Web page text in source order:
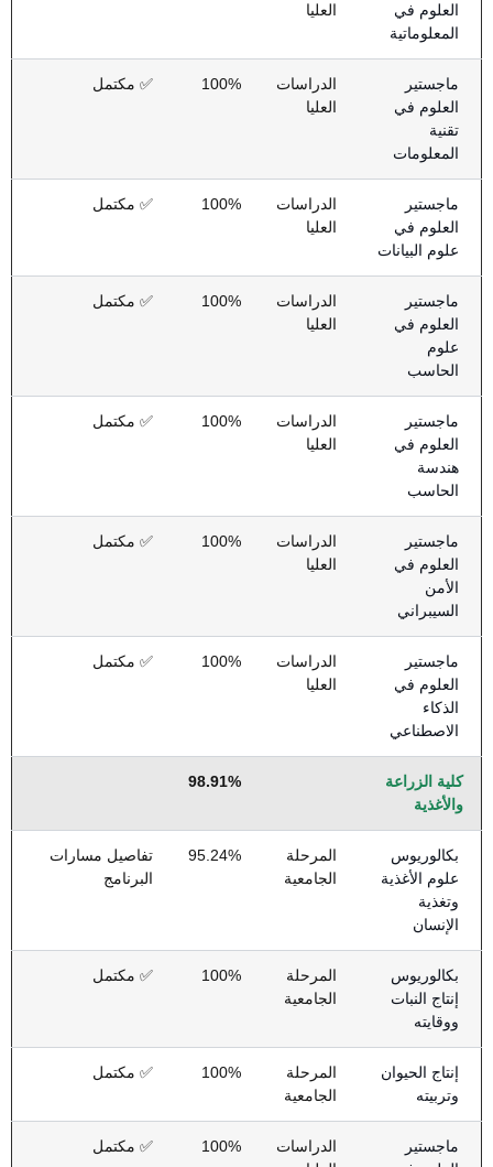
العلوم في
المعلوماتية
العليا
ماجستير
العلوم في
تقنية
المعلومات
الدراسات
العليا
100% ✅ مكتمل
ماجستير
العلوم في
علوم البيانات
الدراسات
العليا
100% ✅ مكتمل
ماجستير
العلوم في
علوم
الحاسب
الدراسات
العليا
100% ✅ مكتمل
ماجستير
العلوم في
هندسة
الحاسب
الدراسات
العليا
100% ✅ مكتمل
ماجستير
العلوم في
الأمن
السيبراني
الدراسات
العليا
100% ✅ مكتمل
ماجستير
العلوم في
الذكاء
الاصطناعي
الدراسات
العليا
100% ✅ مكتمل
كلية الزراعة
والأغذية
98.91%
بكالوريوس
علوم الأغذية
وتغذية
الإنسان
المرحلة
الجامعية
95.24%
تفاصيل مسارات
البرنامج
بكالوريوس
إنتاج النبات
ووقايته
المرحلة
الجامعية
100% ✅ مكتمل
إنتاج الحيوان
وتربيته
المرحلة
الجامعية
100% ✅ مكتمل
ماجستير
الدراسات
100% ✅ مكتمل